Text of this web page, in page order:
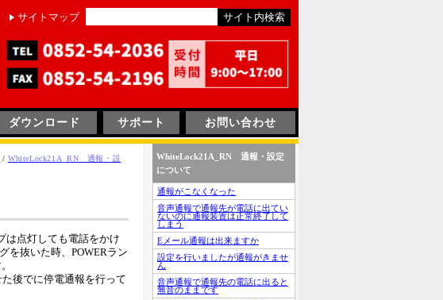
サイトマップ
ダウンロード サポート お問い合わせ
/ WhiteLock21A_RN 通報・設
は点灯しても電話をかけ
を抜いた時、POWERラン
後でに停電通報を行って
WhiteLock21A_RN 通報・設定
について
通報がこなくなった
音声通報で通報先が電話に出てい
ないのに通報装置は正常終了して
しまう
Eメール通報は出来ますか
設定を行いましたが通報がきませ
ん
音声通報で通報先の電話に出ると
無音のままです